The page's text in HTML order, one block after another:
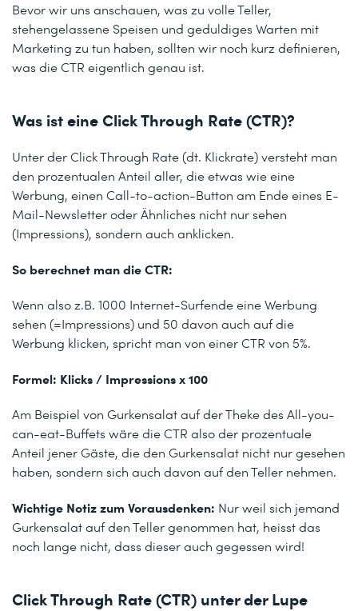
Bevor wir uns anschauen, was zu volle Teller,
stehengelassene Speisen und geduldiges Warten mit
Marketing zu tun haben, sollten wir noch kurz definieren,
was die CTR eigentlich genau ist.
Was ist eine Click Through Rate (CTR)?
Unter der Click Through Rate (dt. Klickrate) versteht man
den prozentualen Anteil aller, die etwas wie eine
Werbung, einen Call-to-action-Button am Ende eines E-
Mail-Newsletter oder Ähnliches nicht nur sehen
(Impressions), sondern auch anklicken.
So berechnet man die CTR:
Wenn also z.B. 1000 Internet-Surfende eine Werbung
sehen (=Impressions) und 50 davon auch auf die
Werbung klicken, spricht man von einer CTR von 5%.
Formel: Klicks / Impressions x 100
Am Beispiel von Gurkensalat auf der Theke des All-you-
can-eat-Buffets wäre die CTR also der prozentuale
Anteil jener Gäste, die den Gurkensalat nicht nur gesehen
haben, sondern sich auch davon auf den Teller nehmen.
Wichtige Notiz zum Vorausdenken: Nur weil sich jemand
Gurkensalat auf den Teller genommen hat, heisst das
noch lange nicht, dass dieser auch gegessen wird!
Click Through Rate (CTR) unter der Lupe